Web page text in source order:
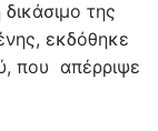
της
εκδόθηκε
που απέρριψε